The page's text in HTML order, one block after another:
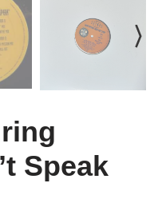
Speak